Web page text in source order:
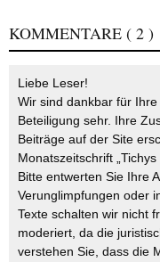
KOMMENTARE ( 2 )
Liebe Leser!
Wir sind dankbar für
Beteiligung sehr. Ihre
Beiträge auf der Site
Monatszeitschrift „Tichys
Bitte entwerten Sie Ihre
Verunglimpfungen oder
Texte schalten wir nicht
moderiert, da die
verstehen Sie, dass die